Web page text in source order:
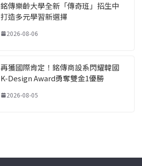
銘傳樂齡大學全新「傳奇班」招生中
打造多元學習新選擇
2026-08-06
再獲國際肯定！銘傳商設系閃耀韓國
K-Design Award勇奪雙金1優勝
2026-08-05